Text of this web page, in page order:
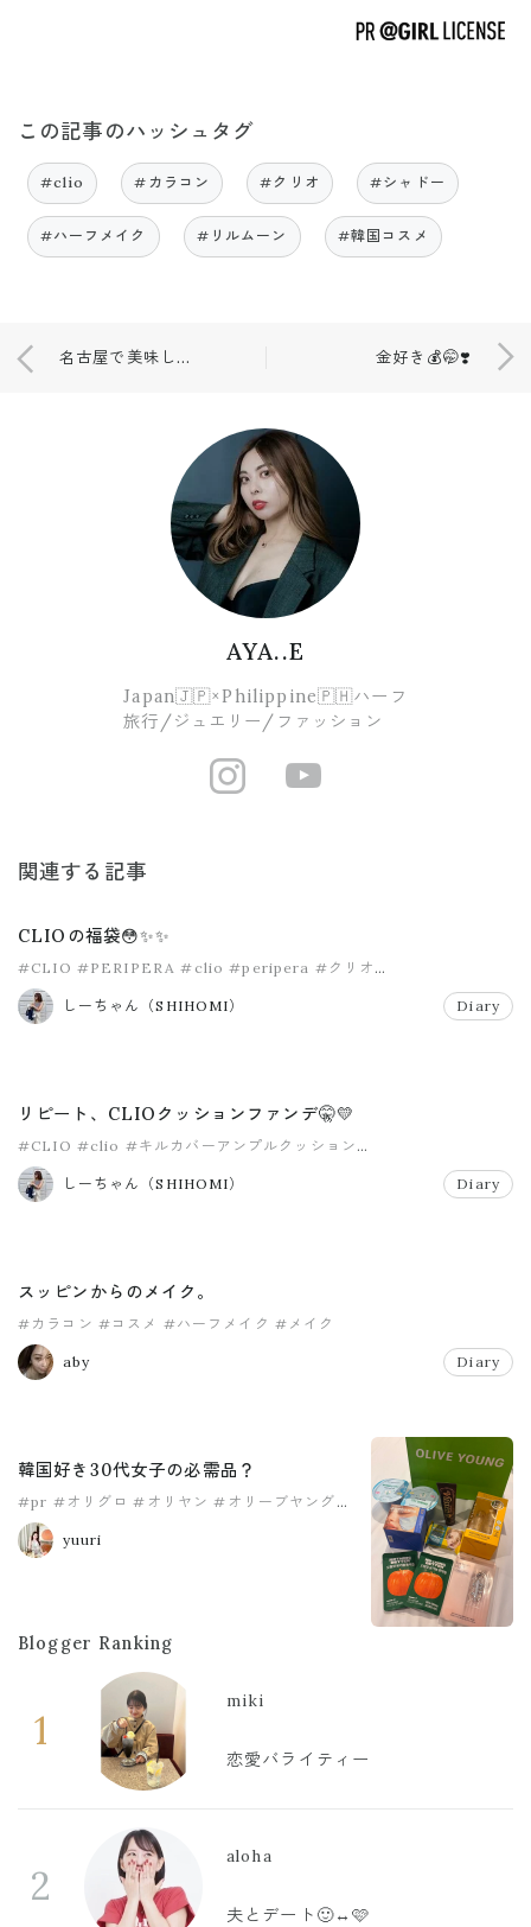
この記事のハッシュタグ
#clio #カラコン #クリオ #シャドー
#ハーフメイク #リルムーン #韓国コスメ
名古屋で美味しいステーキ屋さんみつけてしもた🐮💕 金好き💰🤭❣️
AYA..E
Japan🇯🇵×Philippine🇵🇭ハーフ
旅行/ジュエリー/ファッション
https://
関連する記事
CLIOの福袋😳✨✨
#CLIO #PERIPERA #clio #peripera #クリオ
#クリオクッション
しーちゃん（SHIHOMI）
Diary
リピート、CLIOクッションファンデ🤫💛
#CLIO #clio #キルカバーアンプルクッション
#キルカバーファンウェアクッション
#クリオ
しーちゃん（SHIHOMI）
Diary
スッピンからのメイク。
#カラコン #コスメ #ハーフメイク #メイク
aby Diary
韓国好き30代女子の必需品？
#pr #オリグロ #オリヤン #オリーブヤング
#韓コス
yuuri
Blogger Ranking
1
miki
恋愛バライティー
2
aloha
夫とデート🙂‍↔️🩷